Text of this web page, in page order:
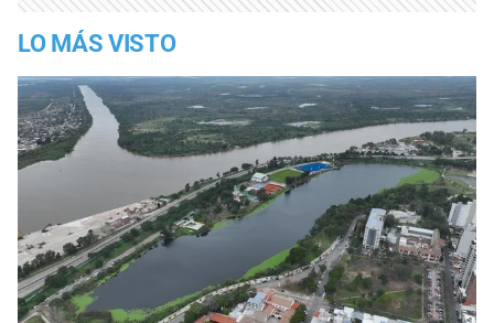
LO MÁS VISTO